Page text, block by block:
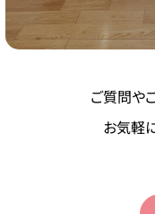
ご質問や
お気軽